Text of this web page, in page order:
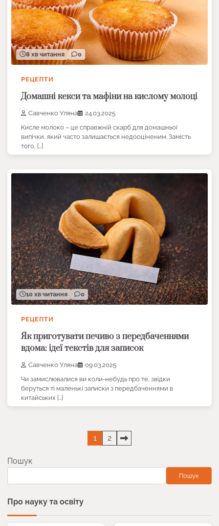
8 хв читання 0
РЕЦЕПТИ
Домашні кекси та мафіни на кислому молоці
Савченко Уляна
24.03.2025
Кисле молоко – це справжній скарб для домашньої
випічки, який часто залишається недооціненим. Замість
того, […]
10 хв читання 0
РЕЦЕПТИ
Як приготувати печиво з передбаченнями
вдома: ідеї текстів для записок
Савченко Уляна
09.03.2025
Чи замислювалися ви коли-небудь про те, звідки
беруться ті маленькі записки з передбаченнями в
китайських […]
записів
1 2
Пошук
Пошук
Про науку та освіту